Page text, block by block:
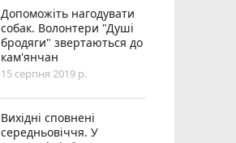
Допоможіть нагодувати
собак. Волонтери "Душі
бродяги" звертаються до
кам'янчан
15 серпня 2019 р.
Вихідні сповнені
середньовіччя. У